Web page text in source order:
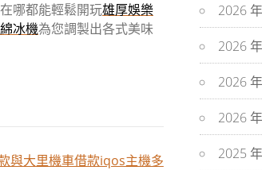
哪都能輕鬆開玩雄厚娛樂
冰機為您調製出各式美味
與大里機車借款iqos主機多
2026
2026
2026
2026
2025